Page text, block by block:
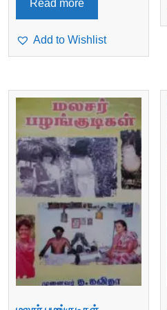
Read more
Add to Wishlist